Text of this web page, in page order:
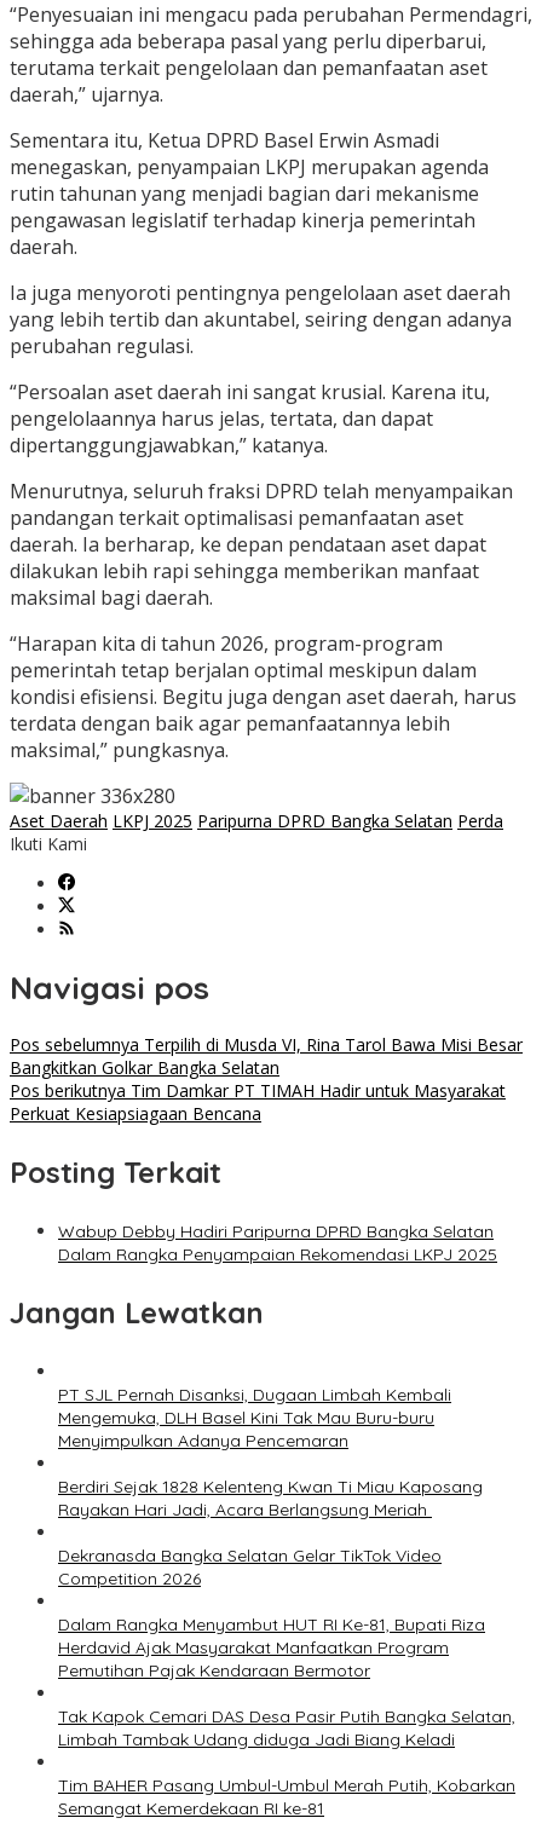
“Penyesuaian ini mengacu pada perubahan Permendagri,
sehingga ada beberapa pasal yang perlu diperbarui,
terutama terkait pengelolaan dan pemanfaatan aset
daerah,” ujarnya.
Sementara itu, Ketua DPRD Basel Erwin Asmadi
menegaskan, penyampaian LKPJ merupakan agenda
rutin tahunan yang menjadi bagian dari mekanisme
pengawasan legislatif terhadap kinerja pemerintah
daerah.
Ia juga menyoroti pentingnya pengelolaan aset daerah
yang lebih tertib dan akuntabel, seiring dengan adanya
perubahan regulasi.
“Persoalan aset daerah ini sangat krusial. Karena itu,
pengelolaannya harus jelas, tertata, dan dapat
dipertanggungjawabkan,” katanya.
Menurutnya, seluruh fraksi DPRD telah menyampaikan
pandangan terkait optimalisasi pemanfaatan aset
daerah. Ia berharap, ke depan pendataan aset dapat
dilakukan lebih rapi sehingga memberikan manfaat
maksimal bagi daerah.
“Harapan kita di tahun 2026, program-program
pemerintah tetap berjalan optimal meskipun dalam
kondisi efisiensi. Begitu juga dengan aset daerah, harus
terdata dengan baik agar pemanfaatannya lebih
maksimal,” pungkasnya.
Aset Daerah LKPJ 2025 Paripurna DPRD Bangka Selatan Perda
Ikuti Kami
Navigasi pos
Pos sebelumnya Terpilih di Musda VI, Rina Tarol Bawa Misi Besar
Bangkitkan Golkar Bangka Selatan
Pos berikutnya Tim Damkar PT TIMAH Hadir untuk Masyarakat
Perkuat Kesiapsiagaan Bencana
Posting Terkait
Wabup Debby Hadiri Paripurna DPRD Bangka Selatan
Dalam Rangka Penyampaian Rekomendasi LKPJ 2025
Jangan Lewatkan
PT SJL Pernah Disanksi, Dugaan Limbah Kembali
Mengemuka, DLH Basel Kini Tak Mau Buru-buru
Menyimpulkan Adanya Pencemaran
Berdiri Sejak 1828 Kelenteng Kwan Ti Miau Kaposang
Rayakan Hari Jadi, Acara Berlangsung Meriah
Dekranasda Bangka Selatan Gelar TikTok Video
Competition 2026
Dalam Rangka Menyambut HUT RI Ke-81, Bupati Riza
Herdavid Ajak Masyarakat Manfaatkan Program
Pemutihan Pajak Kendaraan Bermotor
Tak Kapok Cemari DAS Desa Pasir Putih Bangka Selatan,
Limbah Tambak Udang diduga Jadi Biang Keladi
Tim BAHER Pasang Umbul-Umbul Merah Putih, Kobarkan
Semangat Kemerdekaan RI ke-81